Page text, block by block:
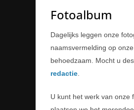
Fotoalbum
Dagelijks leggen onze
naamsvermelding op
behoedzaam. Mocht u
redactie
U kunt het werk van onze